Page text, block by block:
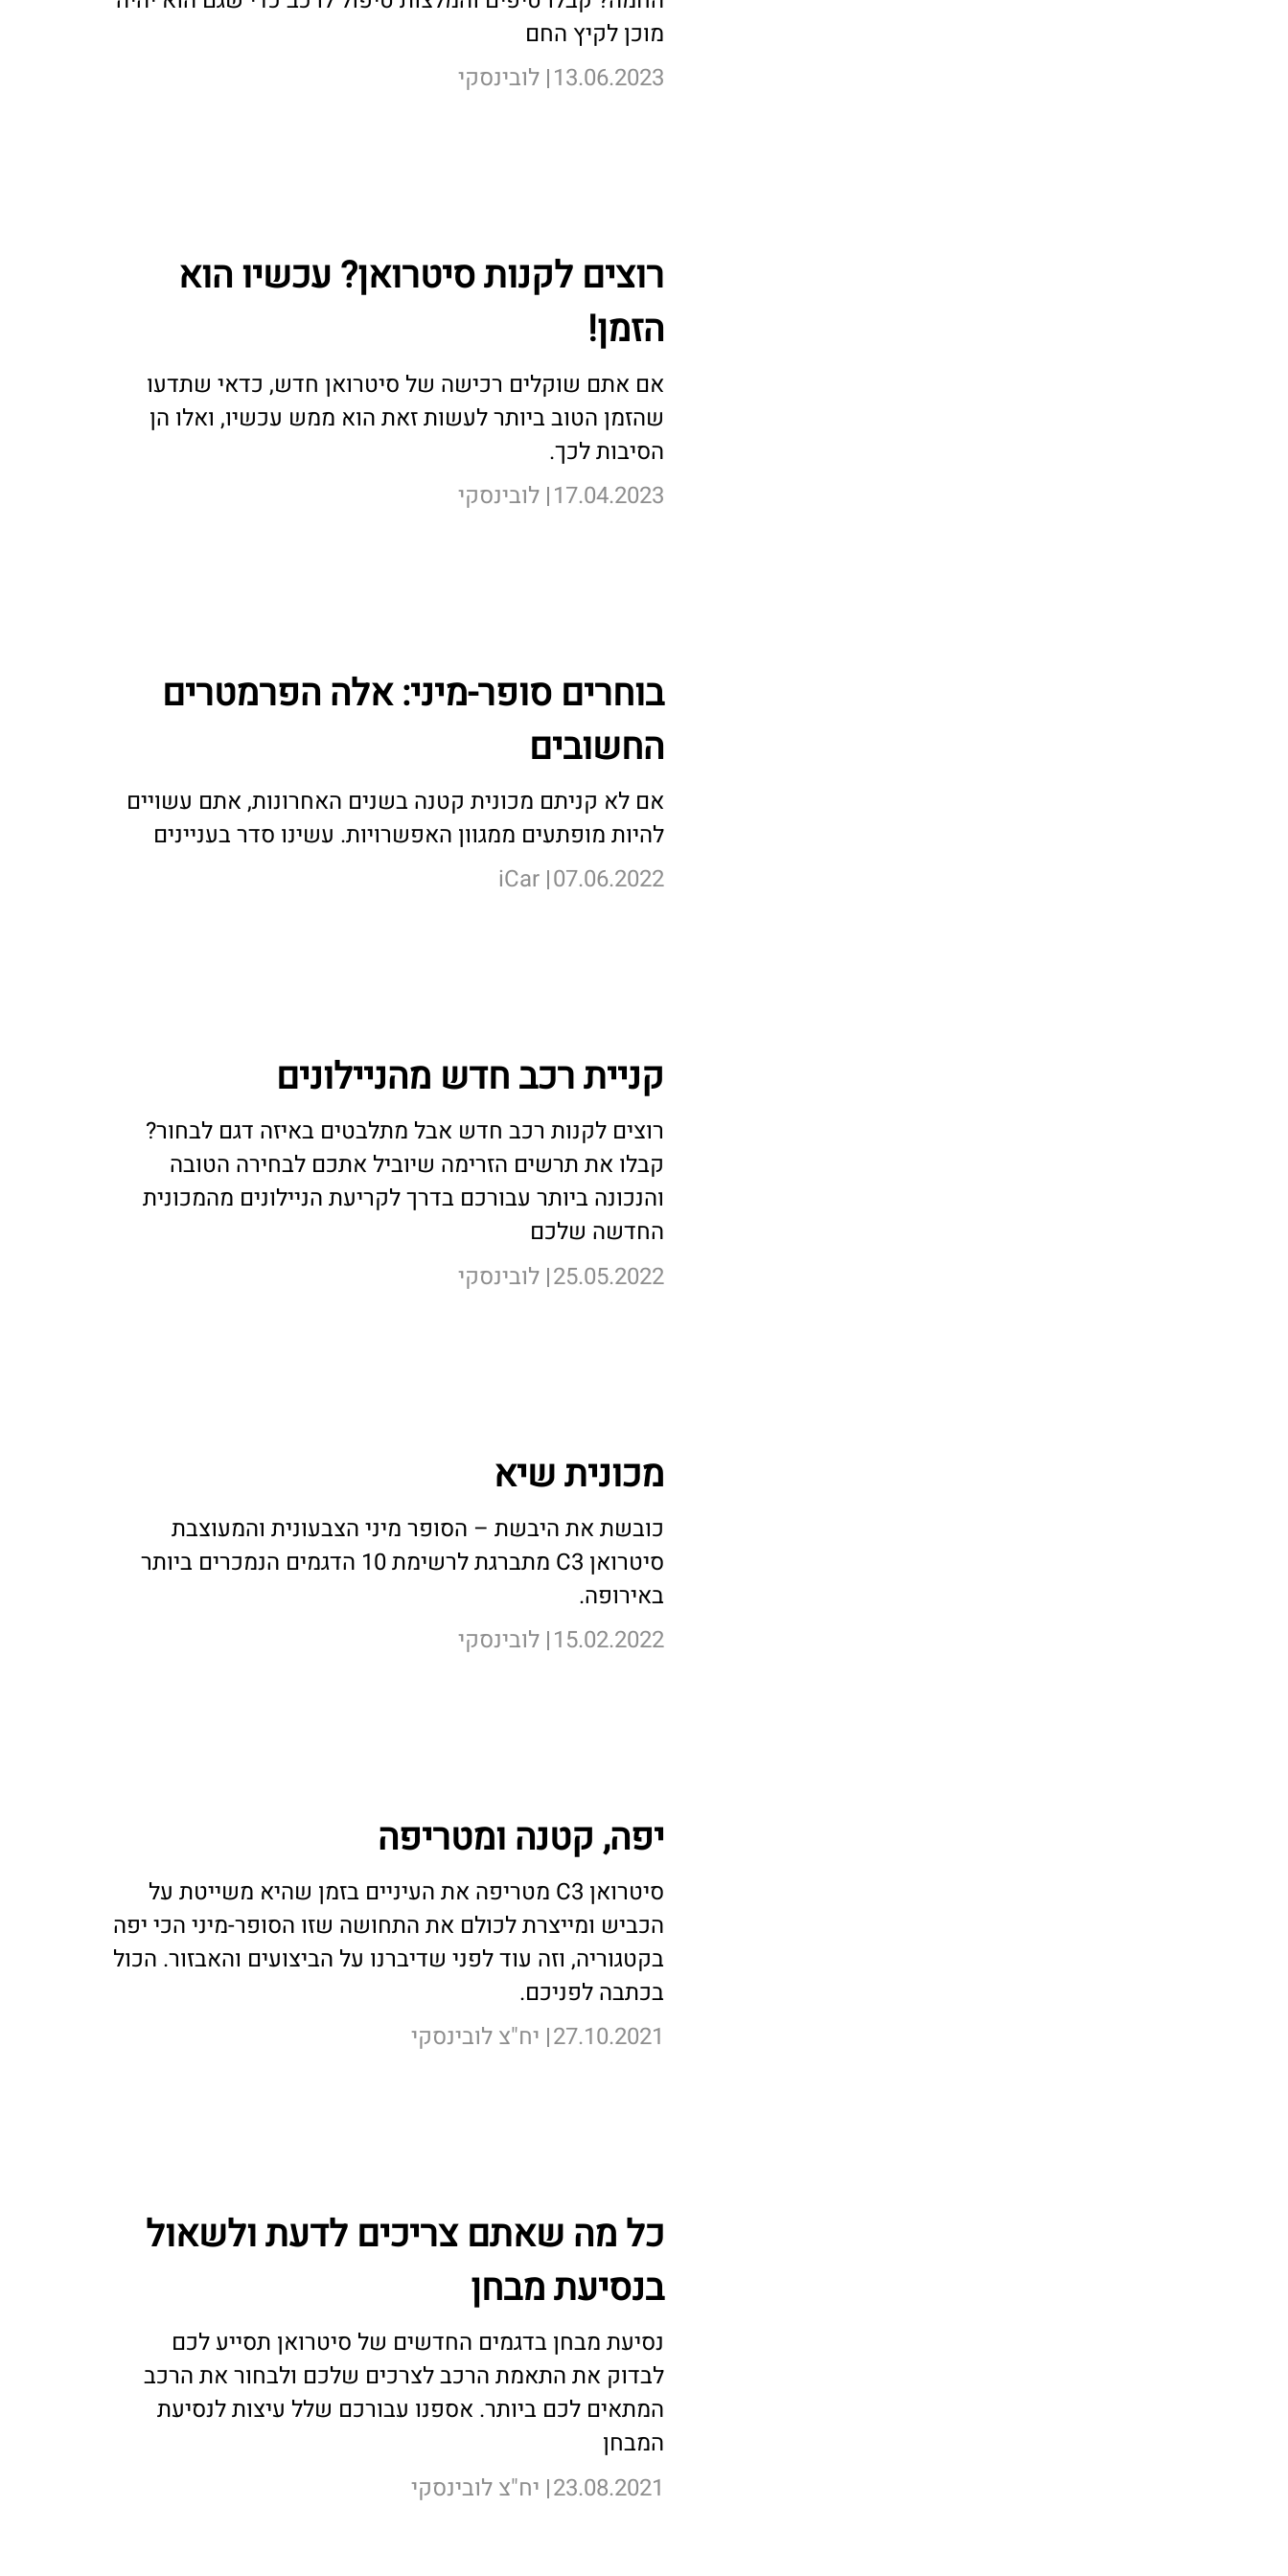
מוכן לקיץ החם
13.06.2023 לובינסקי
רוצים לקנות סיטרואן? עכשיו הוא
הזמן!
אם אתם שוקלים רכישה של סיטרואן חדש, כדאי שתדעו
שהזמן הטוב ביותר לעשות זאת הוא ממש עכשיו, ואלו הן
הסיבות לכך.
17.04.2023 לובינסקי
בוחרים סופר-מיני: אלה הפרמטרים
החשובים
אם לא קניתם מכונית קטנה בשנים האחרונות, אתם עשויים
להיות מופתעים ממגוון האפשרויות. עשינו סדר בעניינים
07.06.2022
iCar
קניית רכב חדש מהניילונים
רוצים לקנות רכב חדש אבל מתלבטים באיזה דגם לבחור?
קבלו את תרשים הזרימה שיוביל אתכם לבחירה הטובה
והנכונה ביותר עבורכם בדרך לקריעת הניילונים מהמכונית
החדשה שלכם
25.05.2022 לובינסקי
מכונית שיא
כובשת את היבשת – הסופר מיני הצבעונית והמעוצבת
סיטרואן C3 מתברגת לרשימת 10 הדגמים הנמכרים ביותר
באירופה.
15.02.2022 לובינסקי
יפה, קטנה ומטריפה
סיטרואן C3 מטריפה את העיניים בזמן שהיא משייטת על
הכביש ומייצרת לכולם את התחושה שזו הסופר-מיני הכי יפה
בקטגוריה, וזה עוד לפני שדיברנו על הביצועים והאבזור. הכול
בכתבה לפניכם.
27.10.2021 יח"צ לובינסקי
כל מה שאתם צריכים לדעת ולשאול
בנסיעת מבחן
נסיעת מבחן בדגמים החדשים של סיטרואן תסייע לכם
לבדוק את התאמת הרכב לצרכים שלכם ולבחור את הרכב
המתאים לכם ביותר. אספנו עבורכם שלל עיצות לנסיעת
המבחן
23.08.2021 יח"צ לובינסקי